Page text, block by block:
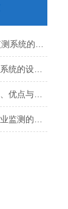
离心机氧含量在线监测系统的设计与应用
荧光氧气检测仪：原理、优点与应用场景全解析